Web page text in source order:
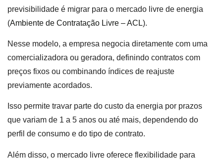
previsibilidade é migrar para o mercado livre de energia
(Ambiente de Contratação Livre – ACL).
Nesse modelo, a empresa negocia diretamente com uma
comercializadora ou geradora, definindo contratos com
preços fixos ou combinando índices de reajuste
previamente acordados.
Isso permite travar parte do custo da energia por prazos
que variam de 1 a 5 anos ou até mais, dependendo do
perfil de consumo e do tipo de contrato.
Além disso, o mercado livre oferece flexibilidade para